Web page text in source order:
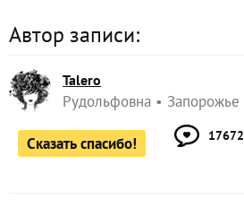
Автор записи:
Talero
Рудольфовна Запорожье
Сказать спасибо! 17672